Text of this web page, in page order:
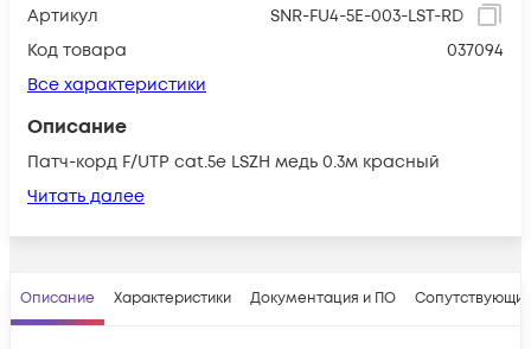
Артикул
SNR-FU4-5E-003-LST-RD
Код товара
037094
Все характеристики
Описание
Патч-корд F/UTP cat.5e LSZH медь 0.3м красный
Читать далее
Описание Характеристики Документация и ПО